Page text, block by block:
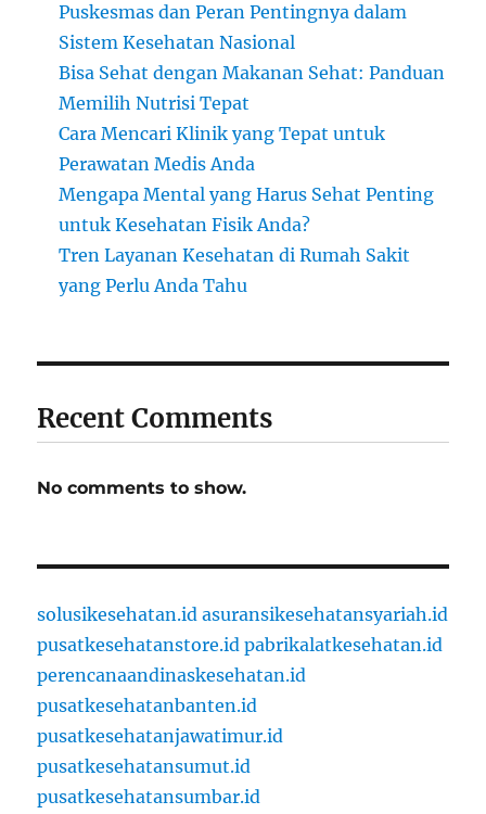
Puskesmas dan Peran Pentingnya dalam
Sistem Kesehatan Nasional
Bisa Sehat dengan Makanan Sehat: Panduan
Memilih Nutrisi Tepat
Cara Mencari Klinik yang Tepat untuk
Perawatan Medis Anda
Mengapa Mental yang Harus Sehat Penting
untuk Kesehatan Fisik Anda?
Tren Layanan Kesehatan di Rumah Sakit
yang Perlu Anda Tahu
Recent Comments
No comments to show.
solusikesehatan.id asuransikesehatansyariah.id
pusatkesehatanstore.id pabrikalatkesehatan.id
perencanaandinaskesehatan.id
pusatkesehatanbanten.id
pusatkesehatanjawatimur.id
pusatkesehatansumut.id
pusatkesehatansumbar.id